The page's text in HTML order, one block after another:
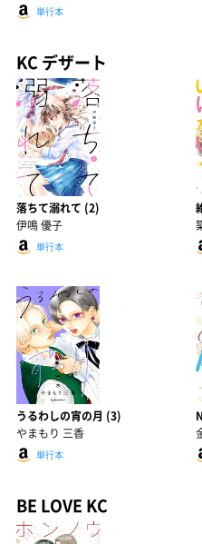
単行本
KC デザート
落ちて溺れて (2)
伊鳴 優子
単行本
うるわしの宵の月 (3)
やまもり 三香
単行本
BE LOVE KC